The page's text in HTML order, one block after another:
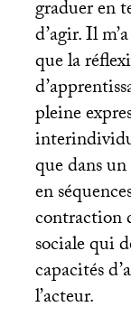
graduer en
d’agir. Il
que la
pleine
que dans
en
contraction
sociale qui
capacités
l’acteur.